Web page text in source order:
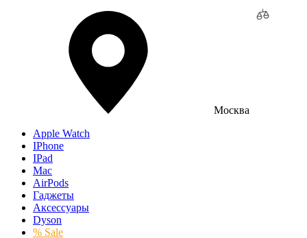
Москва
Apple Watch
IPhone
IPad
Mac
AirPods
Гаджеты
Аксессуары
Dyson
% Sale